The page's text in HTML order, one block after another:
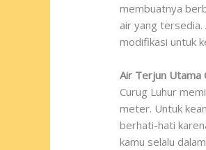
membuatnya
air yang tersedia.
modifikasi untuk
Air Terjun Utama
Curug Luhur
meter. Untuk
berhati-hati
kamu selalu